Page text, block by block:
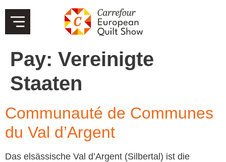
Pay: Vereinigte
Staaten
Communauté de Communes
du Val d’Argent
Das elsässische Val d’Argent (Silbertal) ist die